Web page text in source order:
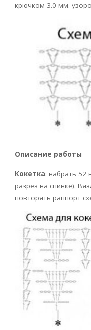
крючком 3.0 мм.
Описание работы
Кокетка: набрать 52
разрез на спинке).
повторять раппорт